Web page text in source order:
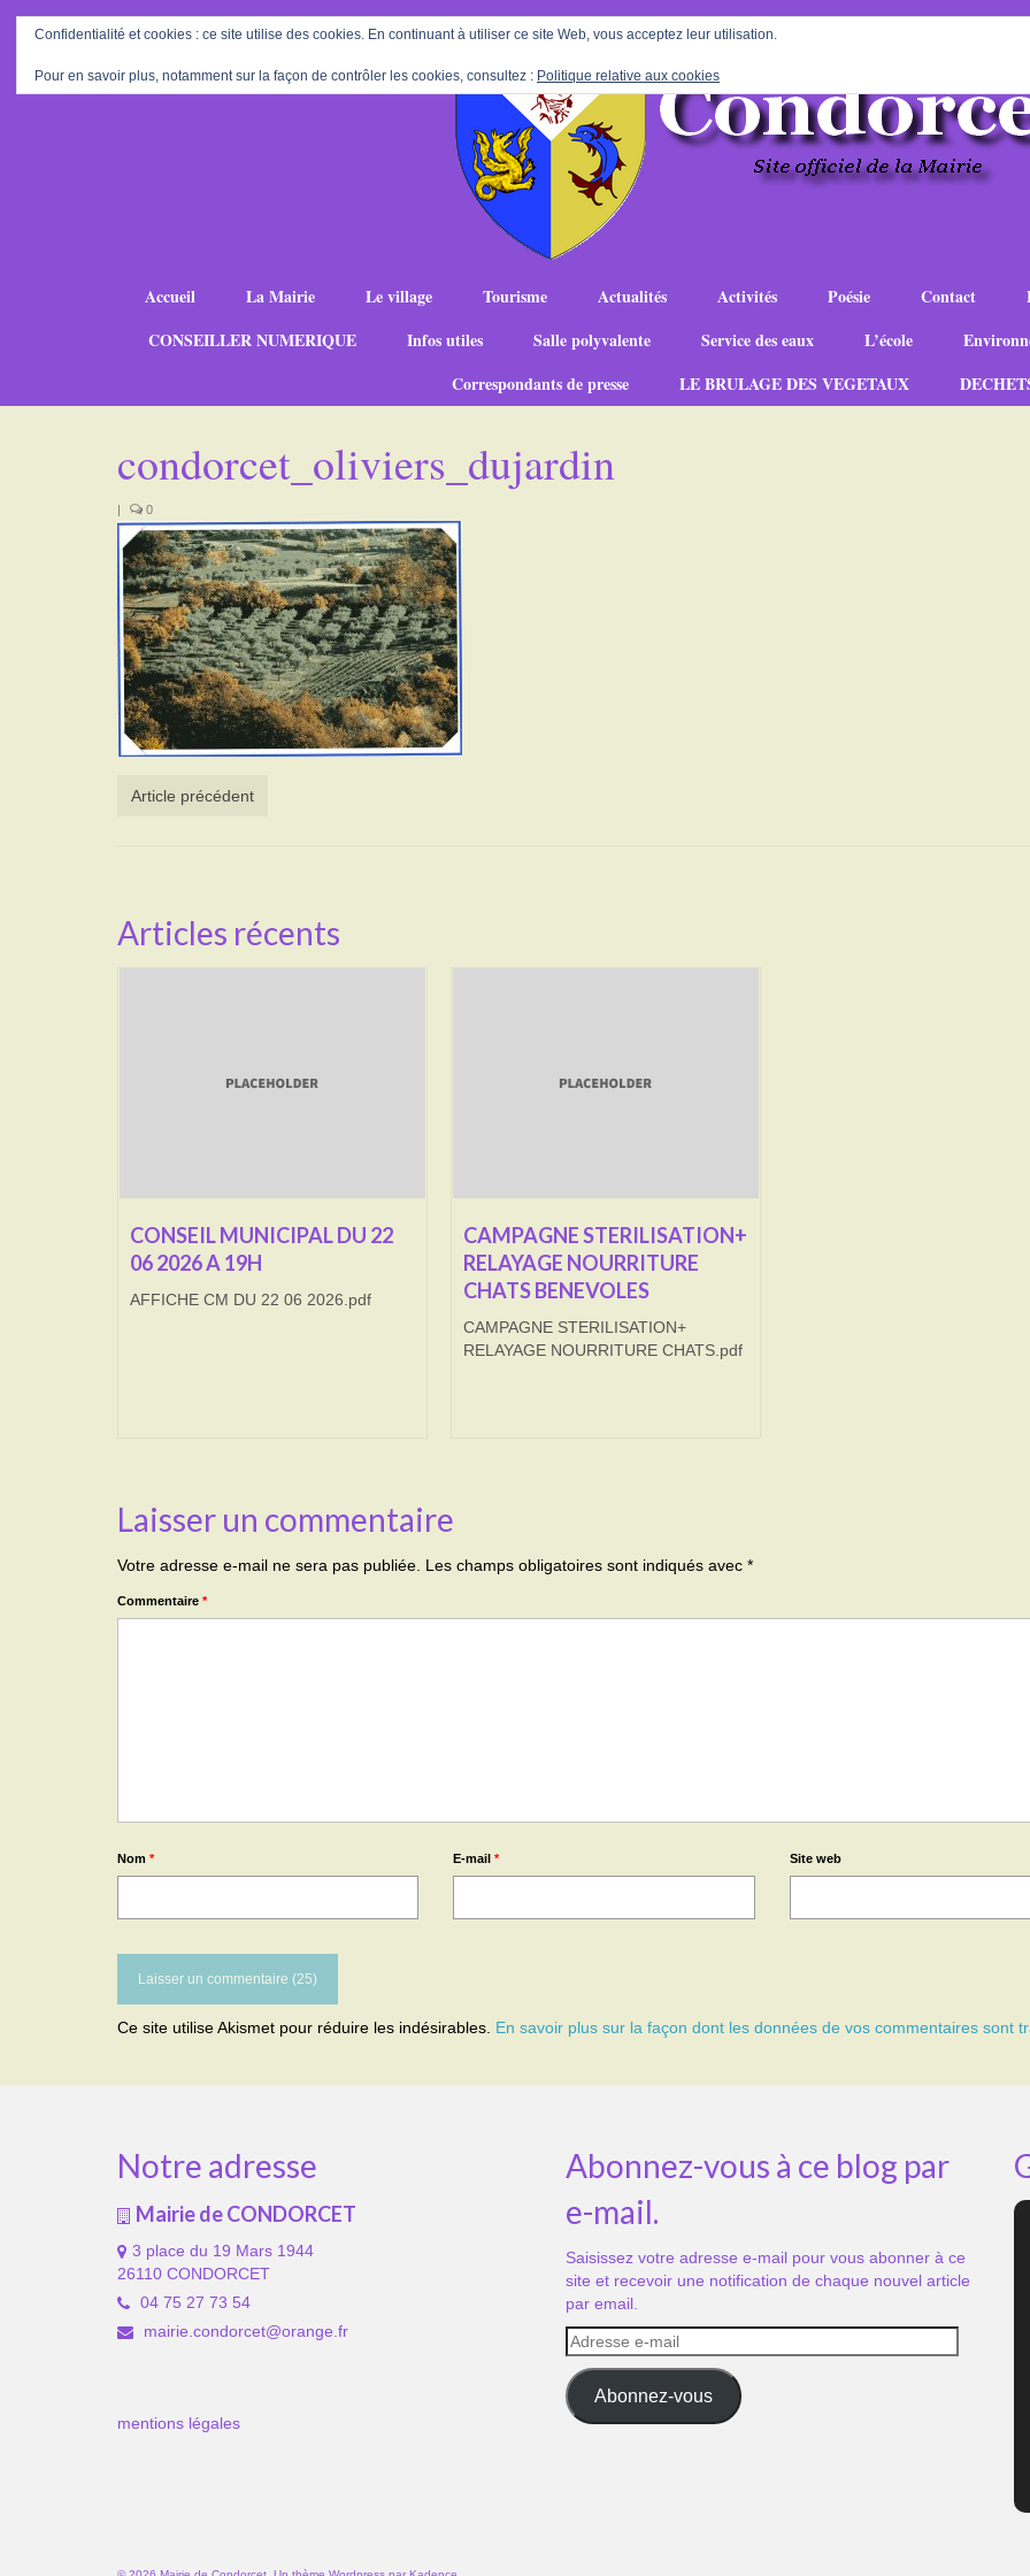
Accueil La Mairie Le village Tourisme Actualités Activités Poésie Contact
CONSEILLER NUMERIQUE
Infos utiles Salle polyvalente Service des eaux L’école
Correspondants de presse
LE BRULAGE DES VEGETAUX
condorcet_oliviers_dujardin
| 0
Article précédent
Articles récents
CONSEIL MUNICIPAL DU 22
06 2026 A 19H
AFFICHE CM DU 22 06 2026.pdf
CAMPAGNE STERILISATION+
RELAYAGE NOURRITURE
CHATS BENEVOLES
CAMPAGNE STERILISATION+
RELAYAGE NOURRITURE CHATS.pdf
Laisser un commentaire
Votre adresse e-mail ne sera pas publiée. Les champs obligatoires sont indiqués avec *
Commentaire *
Nom * E-mail* Site web
Ce site utilise Akismet pour réduire les indésirables. En savoir plus sur la façon dont les données de vos commentaires sont
Notre adresse
Mairie de CONDORCET
3 place du 19 Mars 1944
26110 CONDORCET
04 75 27 73 54
mairie.condorcet@orange.fr
mentions légales
Abonnez-vous à ce blog par
e-mail.
Saisissez votre adresse e-mail pour vous abonner à ce
site et recevoir une notification de chaque nouvel article
par email.
Adresse
e-
mail
Abonnez-vous
Confidentialité et cookies : ce site utilise des cookies. En continuant à utiliser ce site Web, vous acceptez leur utilisation.
Pour en savoir plus, notamment sur la façon de contrôler les cookies, consultez : Politique relative aux cookies